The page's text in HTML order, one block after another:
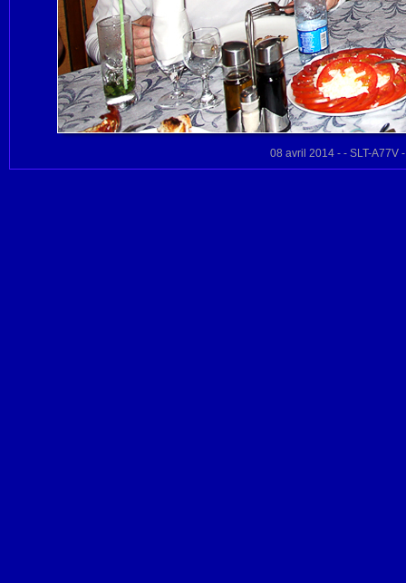
08 avril 2014 - - SLT-A77V